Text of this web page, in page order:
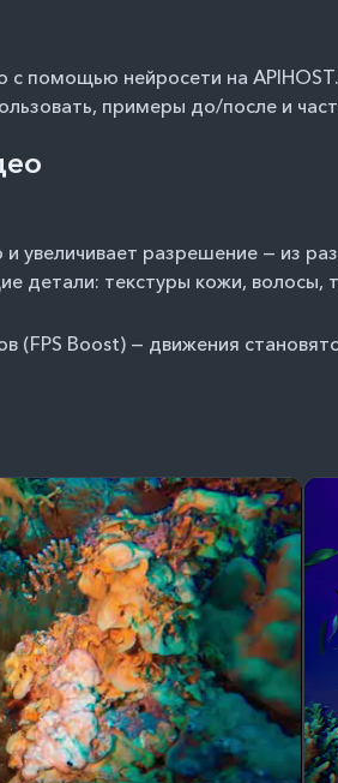
с помощью нейросети на
примеры до/после и
увеличивает разрешение — из
детали: текстуры кожи, волосы,
(FPS Boost) — движения